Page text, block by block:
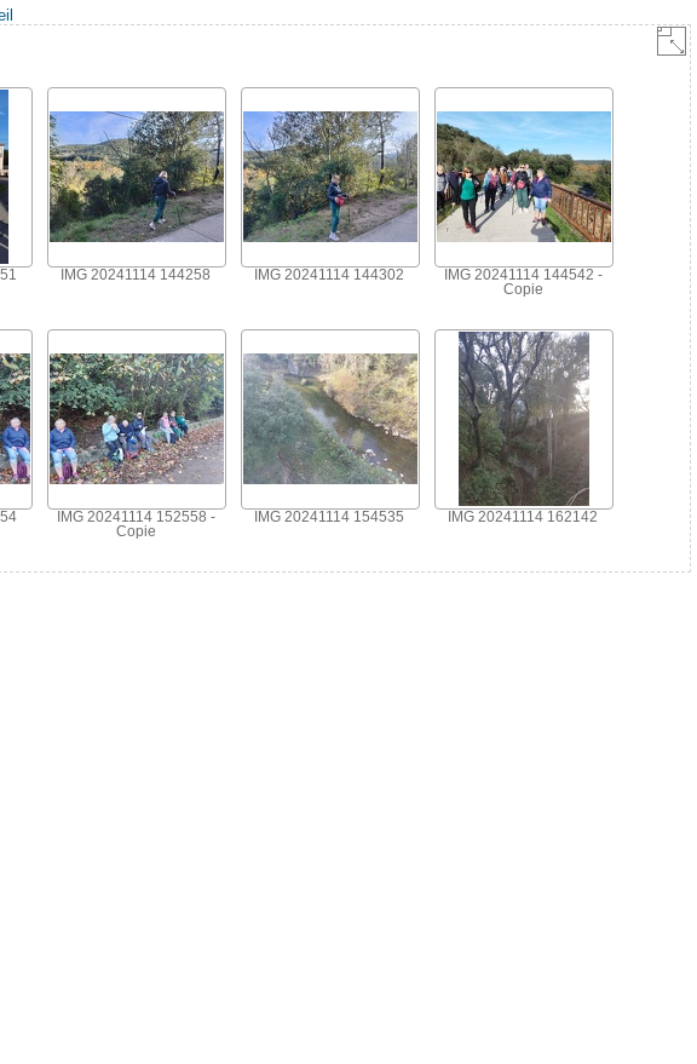
IMG 20241114 144258 IMG 20241114 144302
IMG 20241114 144542 -
Copie
IMG 20241114 152558 -
Copie
IMG 20241114 154535 IMG 20241114 162142